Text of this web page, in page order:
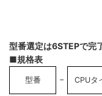
型番選定は6STEPで完
■規格表
型番 − CPUタ